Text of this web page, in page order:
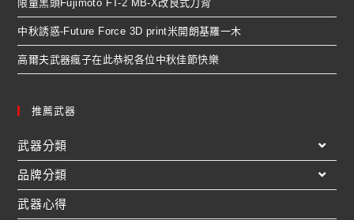
限量黑頭Fujimoto FT-2 MB-X改良式刀背
中秋誘惑-Future Force 3D print米開朗基羅一木
高爾夫武器瘋子在此恭祝各位中秋佳節快樂
推薦武器
武器分類
品牌分類
武器心得